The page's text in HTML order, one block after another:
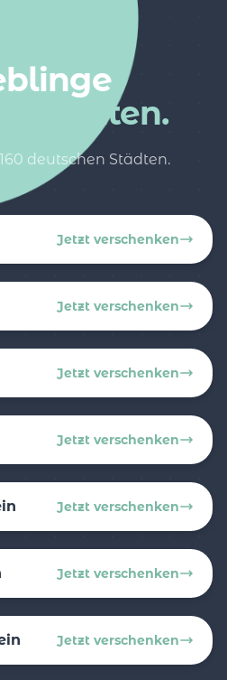
Städten.
deutschen Städten.
Jetzt verschenken
Jetzt verschenken
Jetzt verschenken
Jetzt verschenken
Jetzt verschenken
Jetzt verschenken
Jetzt verschenken